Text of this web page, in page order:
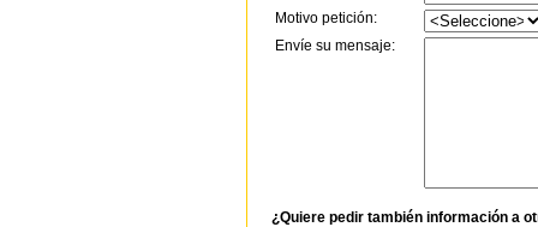
Motivo petición:
Envíe su mensaje:
¿Quiere pedir también información a